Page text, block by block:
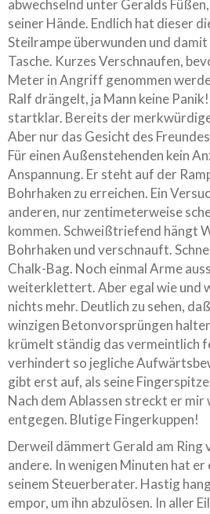
abwechselnd unter Geralds
seiner Hände. Endlich hat dieser
Steilrampe überwunden und
Tasche. Kurzes Verschnaufen,
Meter in Angriff genommen
Ralf drängelt, ja Mann keine
startklar. Bereits der
Aber nur das Gesicht des
Für einen Außenstehenden kein
Anspannung. Er steht auf der
Bohrhaken zu erreichen. Ein
anderen, nur zentimeterweise
kommen. Schweißtriefend hängt
Bohrhaken und verschnauft.
Chalk-Bag. Noch einmal Arme
weiterklettert. Aber egal wie und
nichts mehr. Deutlich zu sehen,
winzigen Betonvorsprüngen
krümelt ständig das vermeintlich
verhindert so jegliche
gibt erst auf, als seine
Nach dem Ablassen streckt er
entgegen. Blutige Fingerkuppen!
Derweil dämmert Gerald am Ring
andere. In wenigen Minuten hat er
seinem Steuerberater. Hastig
empor, um ihn abzulösen. In aller